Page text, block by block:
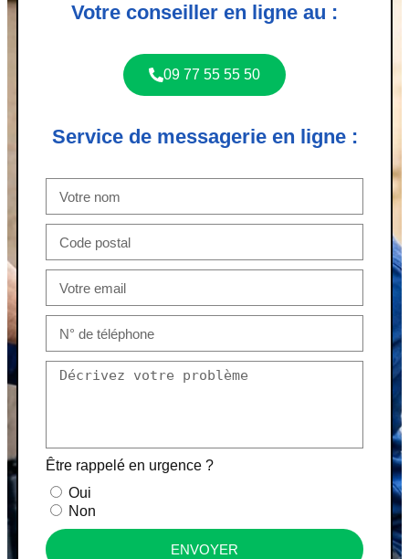
Votre conseiller en ligne au :
09 77 55 55 50
Service de messagerie en ligne :
Être rappelé en urgence ?
Oui
Non
ENVOYER